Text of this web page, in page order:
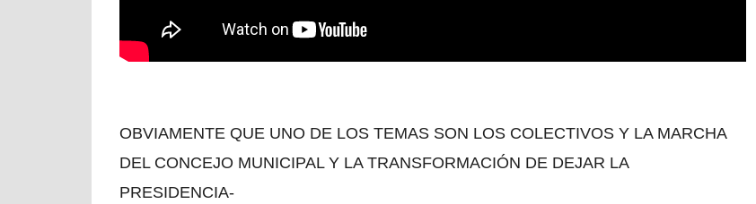
OBVIAMENTE QUE UNO DE LOS TEMAS SON LOS COLECTIVOS Y LA MARCHA
DEL CONCEJO MUNICIPAL Y LA TRANSFORMACIÓN DE DEJAR LA
PRESIDENCIA-